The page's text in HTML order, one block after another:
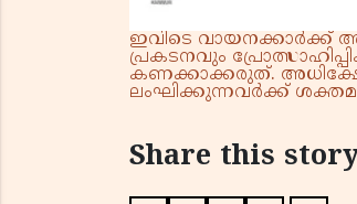
ഇവിടെ വായനക്കാർക്ക്
പ്രകടനവും
കണക്കാക്കരുത്.
ലംഘിക്കുന്നവർക്ക്
Share this